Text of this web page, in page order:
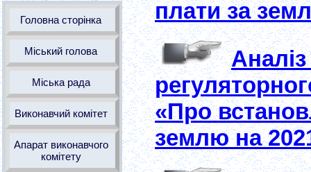
Головна сторінка
Міський голова
Міська рада
Виконавчий комітет
Апарат виконавчого
комітету
плати за
«Про
землю на